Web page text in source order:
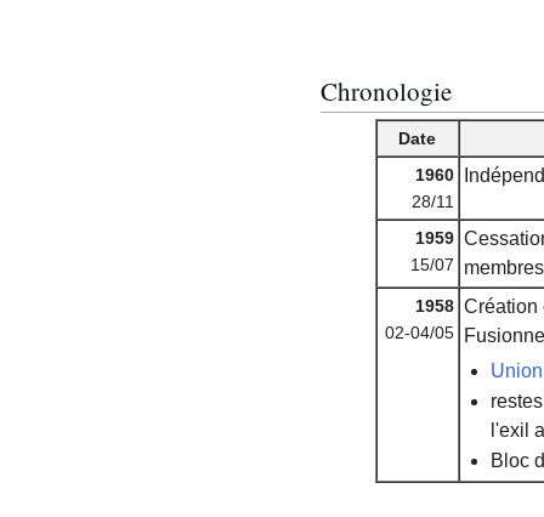
Chronologie
Date
1960
28/11
1959
15/07
1958
02-04/05
l'exil
Bloc